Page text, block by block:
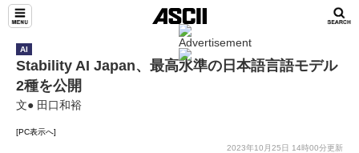
AI
Stability AI Japan、最高水準の日本語言語モデル
2種を公開
文● 田口和裕
[PC表示へ]
2023年10月25日 14時00分更新